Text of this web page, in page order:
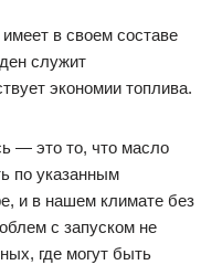
в своем составе
служит
экономии топлива.
— это то, что масло
по указанным
и в нашем климате без
с запуском не
где могут быть